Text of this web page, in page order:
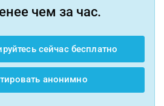
чем за час.
сейчас бесплатно
анонимно